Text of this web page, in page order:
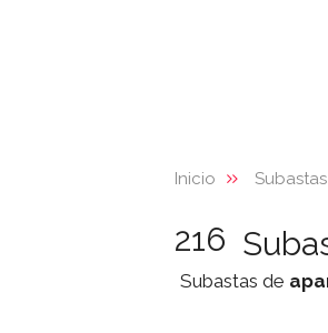
Inicio
216
Subastas de